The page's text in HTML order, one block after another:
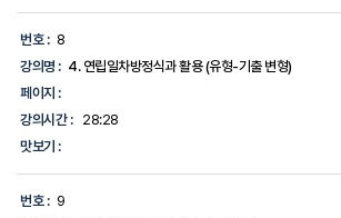
번호 : 8
강의명 : 4. 연립일차방정식과 활용 (유형-기출 변형)
페이지 :
강의시간 :
28:28
맛보기 :
번호 : 9